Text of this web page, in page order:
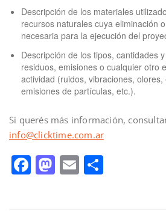
Descripción de los materiales
recursos naturales cuya eliminación
necesaria para la ejecución del
Descripción de los tipos, cantidades
residuos, emisiones o cualquier otro
actividad (ruidos, vibraciones,
emisiones de partículas, etc.).
Si querés más información,
info@clicktime.com.ar
Facebook
Mastodon
Email